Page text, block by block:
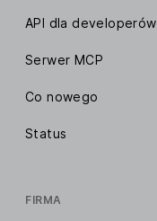
API dla developerów
Serwer MCP
Co nowego
Status
FIRMA